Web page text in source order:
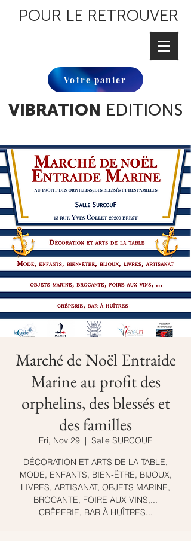
POUR LE RETROUVER
Votre panier
VIBRATION EDITIONS
Marché de Noël Entraide
Marine au profit des
orphelins, des blessés et
des familles
Fri, Nov 29
  |
Salle SURCOUF
DÉCORATION ET ARTS DE LA TABLE,
MODE, ENFANTS, BIEN-ÊTRE, BIJOUX,
LIVRES, ARTISANAT, OBJETS MARINE,
BROCANTE, FOIRE AUX VINS,...
CRÊPERIE, BAR À HUÎTRES...